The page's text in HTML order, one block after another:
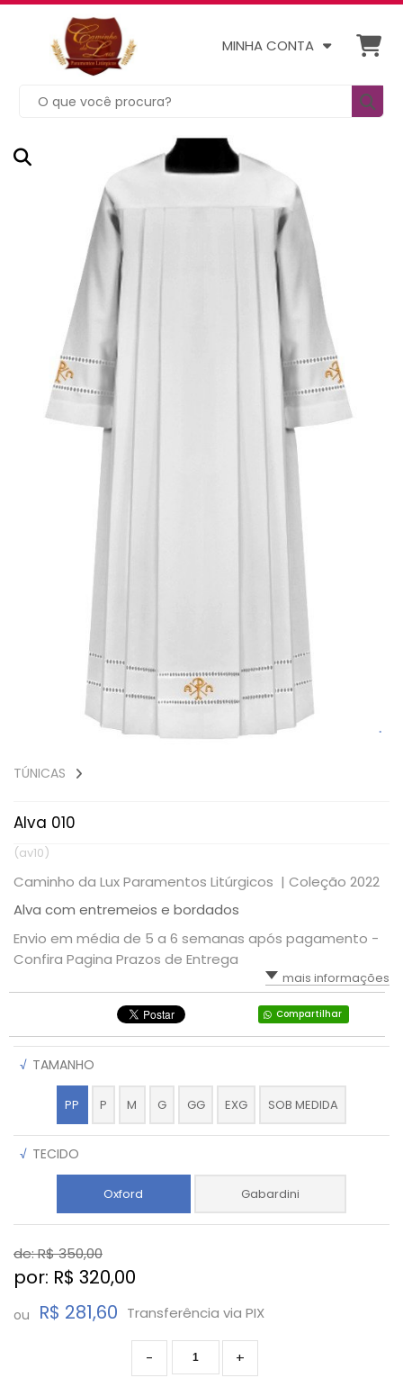
MINHA CONTA
TÚNICAS
Alva 010
(av10)
Caminho da Lux Paramentos Litúrgicos | Coleção 2022
Alva com entremeios e bordados
Envio em média de 5 a 6 semanas após pagamento -
Confira Pagina Prazos de Entrega
mais informações
Compartilhar
√ TAMANHO
PP P M G GG EXG SOB MEDIDA
√ TECIDO
Oxford Gabardini
de: R$350,00
por: R$ 320,00
ou R$ 281,60 Transferência via PIX
+
-